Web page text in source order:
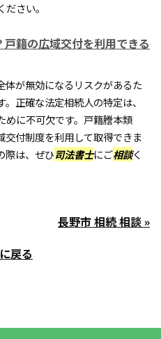
ださい。
籍の広域交付を利用できる
体が無効になるリスクがあるた
正確な法定相続人の特定は、
めに不可欠です。戸籍謄本類
交付制度を利用して取得できま
際は、ぜひ司法書士にご相談く
長野市 相続 相談 »
戻る